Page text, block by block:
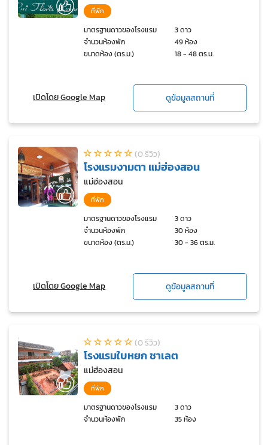
ที่พัก
มาตรฐานดาวของโรงแรม
3 ดาว
จำนวนห้องพัก
49 ห้อง
ขนาดห้อง (ตร.ม.)
18 - 48 ตร.ม.
เปิดโดย Google Map ดูข้อมูลสถานที่
(0 รีวิว)
โรงแรมงามตา แม่ฮ่องสอน
แม่ฮ่องสอน
ที่พัก
มาตรฐานดาวของโรงแรม
3 ดาว
จำนวนห้องพัก
30 ห้อง
ขนาดห้อง (ตร.ม.)
30 - 36 ตร.ม.
เปิดโดย Google Map ดูข้อมูลสถานที่
(0 รีวิว)
โรงแรมใบหยก ชาเลต
แม่ฮ่องสอน
ที่พัก
มาตรฐานดาวของโรงแรม
3 ดาว
จำนวนห้องพัก
35 ห้อง